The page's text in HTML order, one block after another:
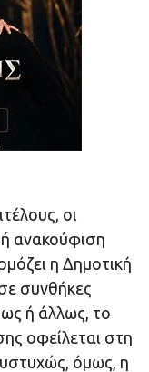
οι
ανακούφιση
η Δημοτική
συνθήκες
ή άλλως, το
οφείλεται στη
όμως, η